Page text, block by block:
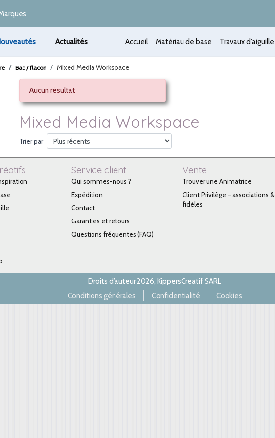
Actualités Accueil Matériau de base Travaux d'aiguille
Bac / flacon Mixed Media Workspace
Aucun résultat
Mixed Media Workspace
Trier par
Service client
Qui sommes-nous ?
Expédition
Contact
Garanties et retours
Questions fréquentes (FAQ)
Vente
Trouver une Animatrice
Client Privilège – associations &
fidèles
Droits d’auteur 2026, KippersCreatif SARL
Conditions générales
Confidentialité Cookies